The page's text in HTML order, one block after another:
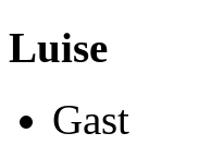
Luise
Gast